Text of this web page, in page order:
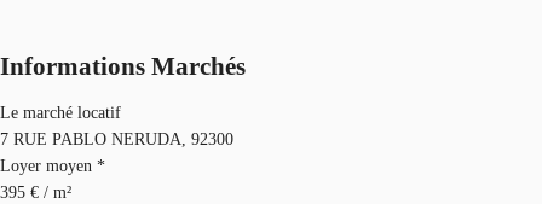
Informations Marchés
Le marché locatif
7 RUE PABLO NERUDA, 92300
Loyer moyen *
395 € / m²